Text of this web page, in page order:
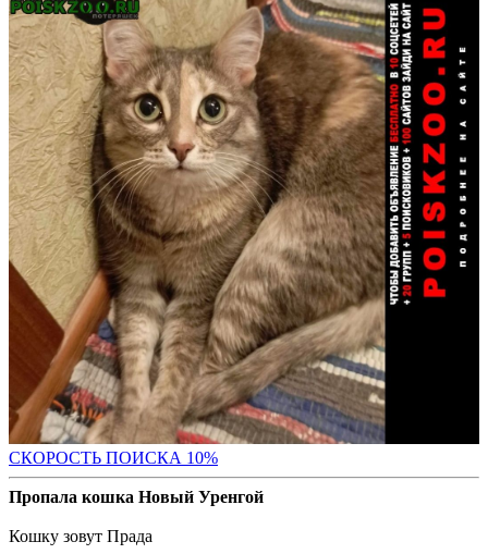
СКОРОСТЬ ПОИСКА 10%
Пропала кошка Новый Уренгой
Кошку зовут Прада